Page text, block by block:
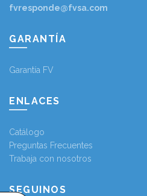
fvresponde@fvsa.com
GARANTÍA
Garantía FV
ENLACES
Catálogo
Preguntas Frecuentes
Trabaja con nosotros
SEGUINOS